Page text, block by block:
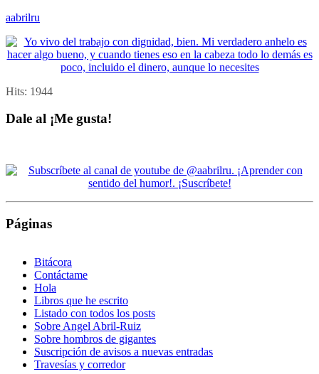
aabrilru
Hits: 1944
Dale al ¡Me gusta!
Páginas
Bitácora
Contáctame
Hola
Libros que he escrito
Listado con todos los posts
Sobre Angel Abril-Ruiz
Sobre hombros de gigantes
Suscripción de avisos a nuevas entradas
Travesías y corredor